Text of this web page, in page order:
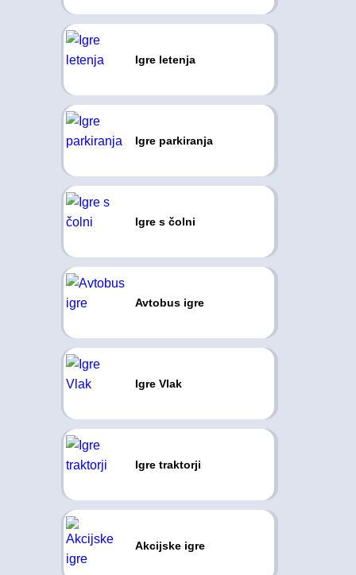
Igre letenja
Igre parkiranja
Igre s čolni
Avtobus igre
Igre Vlak
Igre traktorji
Akcijske igre